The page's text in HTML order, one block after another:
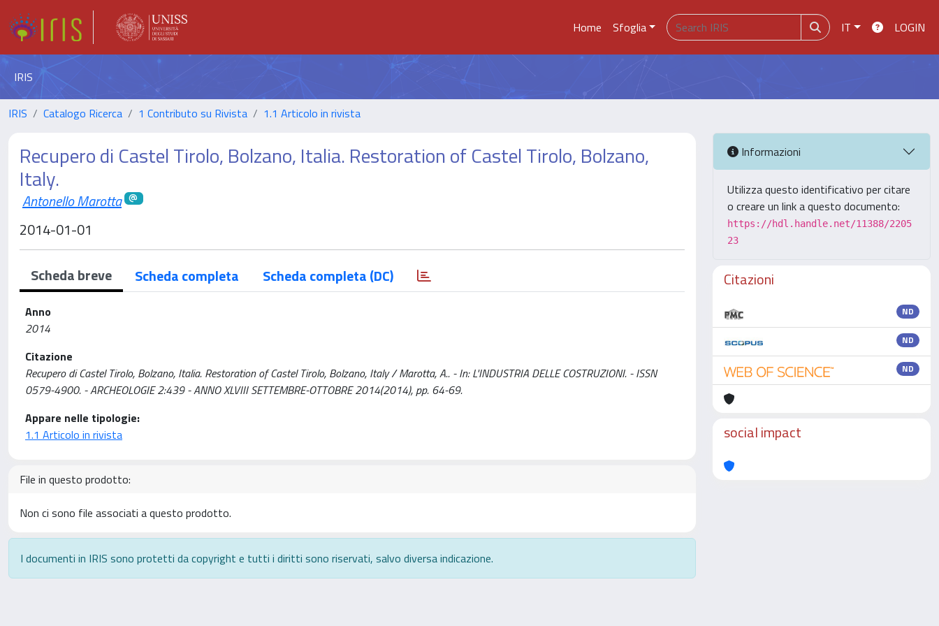
Home Sfoglia IT LOGIN
IRIS
IRIS Catalogo Ricerca 1 Contributo su Rivista 1.1 Articolo in rivista
Recupero di Castel Tirolo, Bolzano, Italia. Restoration of Castel Tirolo, Bolzano,
Italy.
Antonello Marotta
2014-01-01
Scheda breve Scheda completa Scheda completa (DC)
Anno
2014
Citazione
Recupero di Castel Tirolo, Bolzano, Italia. Restoration of Castel Tirolo, Bolzano, Italy / Marotta, A.. - In: L'INDUSTRIA DELLE COSTRUZIONI. - ISSN
0579-4900. - ARCHEOLOGIE 2:439 - ANNO XLVIII SETTEMBRE-OTTOBRE 2014(2014), pp. 64-69.
Appare nelle tipologie:
1.1 Articolo in rivista
File in questo prodotto:
Non ci sono file associati a questo prodotto.
I documenti in IRIS sono protetti da copyright e tutti i diritti sono riservati, salvo diversa indicazione.
Informazioni
Utilizza questo identificativo per citare
o creare un link a questo documento:
https://hdl.handle.net/11388/2205
23
Citazioni
ND
ND
ND
social impact